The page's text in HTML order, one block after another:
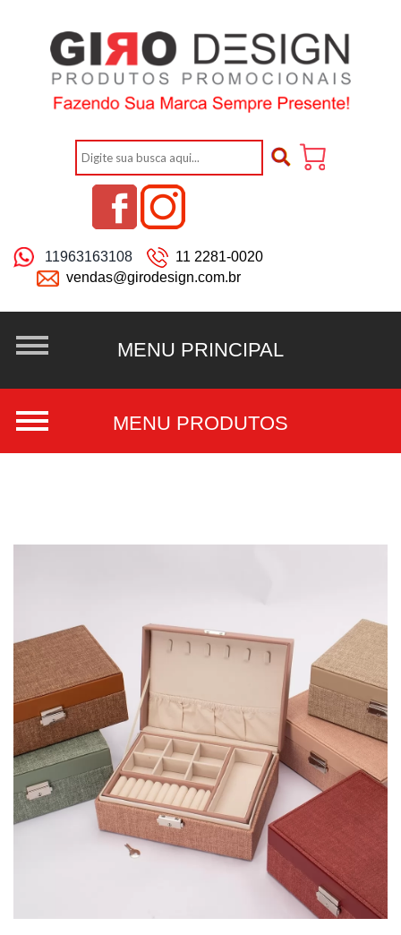
11963163108
11 2281-0020
vendas@girodesign.com.br